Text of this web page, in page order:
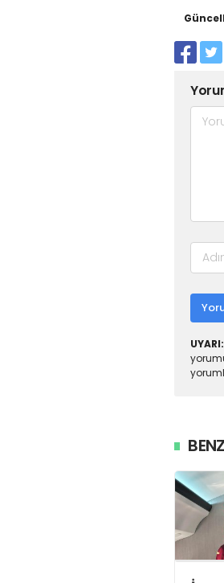
UYARI: